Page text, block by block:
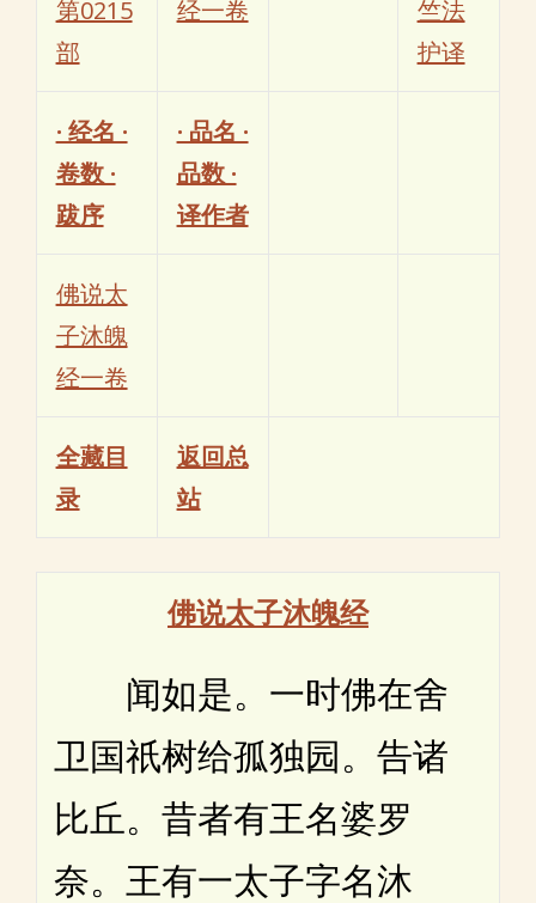
第0215
部
经一卷
竺法
护译
· 经名 ·
卷数 ·
跋序
· 品名 ·
品数 ·
译作者
佛说太
子沐魄
经一卷
全藏目
录
返回总
站
佛说太子沐魄经
闻如是。一时佛在舍
卫国祇树给孤独园。告诸
比丘。昔者有王名婆罗
奈。王有一太子字名沐